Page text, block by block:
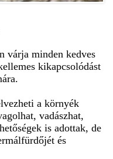
várja minden kedves
kikapcsolódást
a környék
vadászhat,
is adottak, de
és